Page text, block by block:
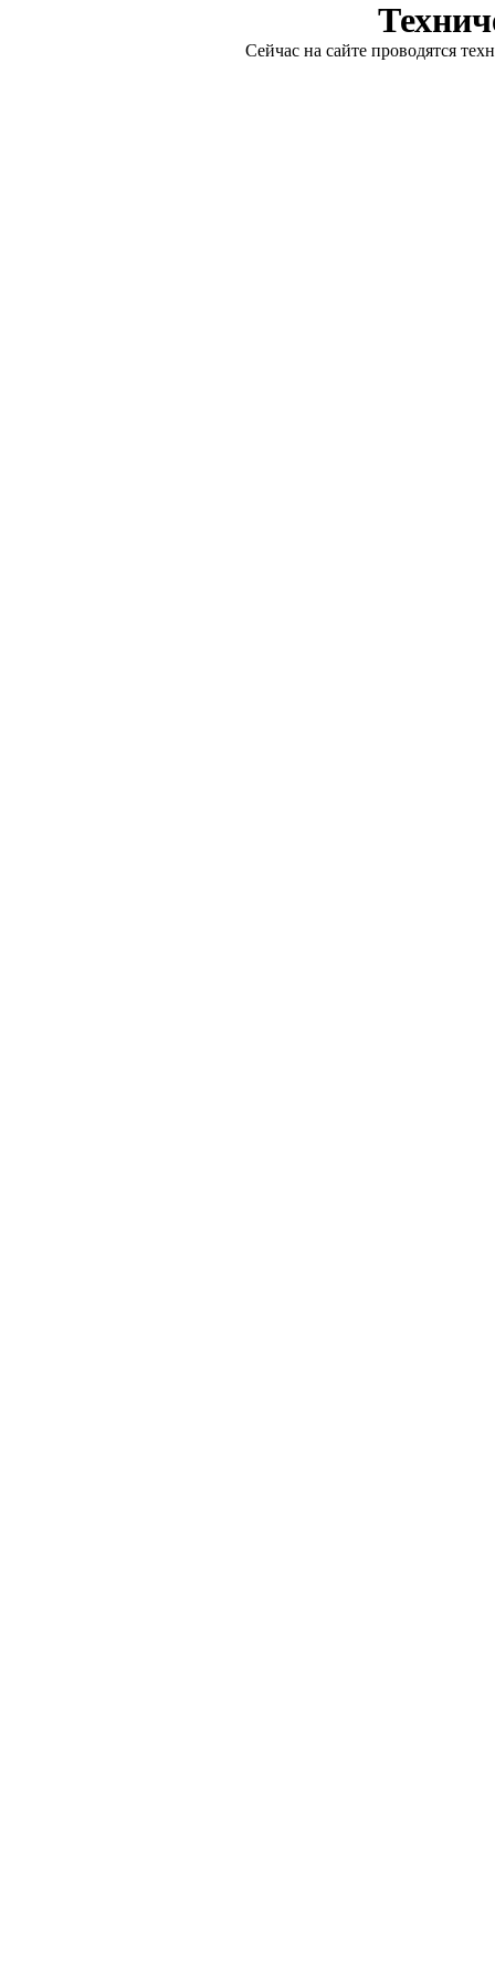
Сейчас на сайте проводятся